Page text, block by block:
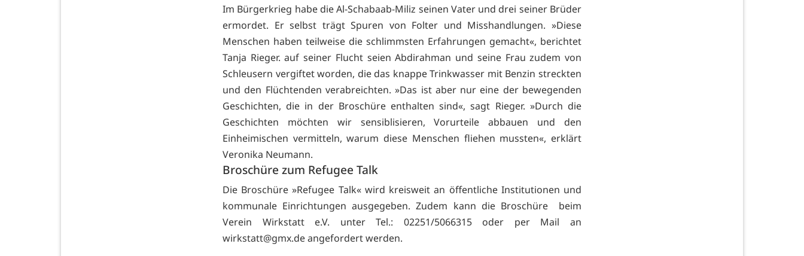
Im Bürgerkrieg habe die Al-Schabaab-Miliz seinen Vater und drei seiner Brüder
ermordet. Er selbst trägt Spuren von Folter und Misshandlungen. »Diese
Menschen haben teilweise die schlimmsten Erfahrungen gemacht«, berichtet
Tanja Rieger. auf seiner Flucht seien Abdirahman und seine Frau zudem von
Schleusern vergiftet worden, die das knappe Trinkwasser mit Benzin streckten
und den Flüchtenden verabreichten. »Das ist aber nur eine der bewegenden
Geschichten, die in der Broschüre enthalten sind«, sagt Rieger. »Durch die
Geschichten möchten wir sensiblisieren, Vorurteile abbauen und den
Einheimischen vermitteln, warum diese Menschen fliehen mussten«, erklärt
Veronika Neumann.
Broschüre zum Refugee Talk
Die Broschüre »Refugee Talk« wird kreisweit an öffentliche Institutionen und
kommunale Einrichtungen ausgegeben. Zudem kann die Broschüre beim
Verein Wirkstatt e.V. unter Tel.: 02251/5066315 oder per Mail an
wirkstatt@gmx.de angefordert werden.